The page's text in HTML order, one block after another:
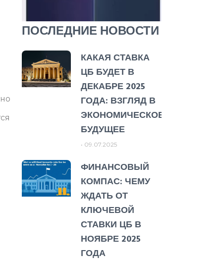
ПОСЛЕДНИЕ НОВОСТИ
КАКАЯ СТАВКА
ЦБ БУДЕТ В
ДЕКАБРЕ 2025
ГОДА: ВЗГЛЯД В
ЭКОНОМИЧЕСКОЕ
БУДУЩЕЕ
09.07.2025
ФИНАНСОВЫЙ
КОМПАС: ЧЕМУ
ЖДАТЬ ОТ
КЛЮЧЕВОЙ
СТАВКИ ЦБ В
НОЯБРЕ 2025
ГОДА